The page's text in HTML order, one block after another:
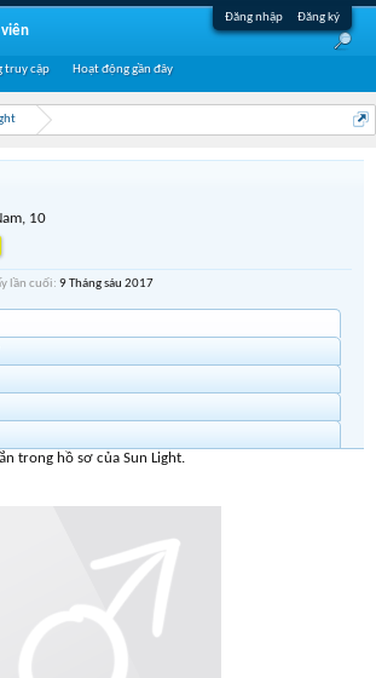
Đăng nhập Đăng ký
10
lần cuối: 9 Tháng sáu 2017
trong hồ sơ của Sun Light.
truy cập Hoạt động gần đây